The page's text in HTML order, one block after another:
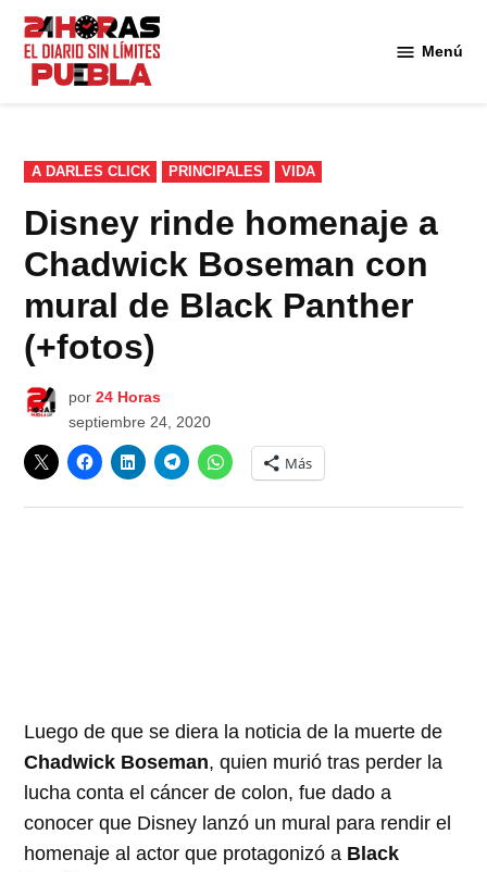
Saltar
contenido
Menú
PUBLICADO
EN
A DARLES CLICK PRINCIPALES VIDA
Disney rinde homenaje a
Chadwick Boseman con
mural de Black Panther
(+fotos)
por 24 Horas
septiembre 24, 2020
Más
Luego de que se diera la noticia de la muerte de
Chadwick Boseman, quien murió tras perder la
lucha conta el cáncer de colon, fue dado a
conocer que Disney lanzó un mural para rendir el
homenaje al actor que protagonizó a Black